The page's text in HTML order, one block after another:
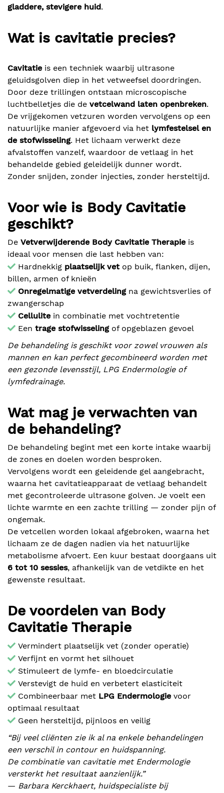
gladdere, stevigere huid.
Wat is cavitatie precies?
Cavitatieis een techniek waarbij ultrasone
geluidsgolven diep in het vetweefsel doordringen.
Door deze trillingen ontstaan microscopische
luchtbelletjes die de vetcelwand laten openbreken.
De vrijgekomen vetzuren worden vervolgens op een
natuurlijke manier afgevoerd via het lymfestelsel en
de stofwisseling. Het lichaam verwerkt deze
afvalstoffen vanzelf, waardoor de vetlaag in het
behandelde gebied geleidelijk dunner wordt.
Zonder snijden, zonder injecties, zonder hersteltijd.
Voor wie is Body Cavitatie
geschikt?
De Vetverwijderende Body Cavitatie Therapieis
ideaal voor mensen die last hebben van:
Hardnekkig plaatselijk vetop buik, flanken, dijen,
billen, armen of knieën
Onregelmatige vetverdelingna gewichtsverlies of
zwangerschap
Cellulitein combinatie met vochtretentie
Een trage stofwisselingof opgeblazen gevoel
De behandeling is geschikt voor zowel vrouwen als
mannen en kan perfect gecombineerd worden met
een gezonde levensstijl, LPG Endermologie of
lymfedrainage.
Wat mag je verwachten van
de behandeling?
De behandeling begint met een korte intake waarbij
de zones en doelen worden besproken.
Vervolgens wordt een geleidende gel aangebracht,
waarna het cavitatieapparaat de vetlaag behandelt
met gecontroleerde ultrasone golven. Je voelt een
lichte warmte en een zachte trilling — zonder pijn of
ongemak.
De vetcellen worden lokaal afgebroken, waarna het
lichaam ze de dagen nadien via het natuurlijke
metabolisme afvoert. Een kuur bestaat doorgaans uit
6 tot 10 sessies, afhankelijk van de vetdikte en het
gewenste resultaat.
De voordelen van Body
Cavitatie Therapie
Vermindert plaatselijk vet (zonder operatie)
Verfijnt en vormt het silhouet
Stimuleert de lymfe- en bloedcirculatie
Verstevigt de huid en verbetert elasticiteit
Combineerbaar met LPG Endermologievoor
optimaal resultaat
Geen hersteltijd, pijnloos en veilig
“Bij veel cliënten zie ik al na enkele behandelingen
een verschil in contour en huidspanning.
De combinatie van cavitatie met Endermologie
versterkt het resultaat aanzienlijk.”
— Barbara Kerckhaert, huidspecialiste bij